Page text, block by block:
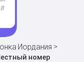
Иордания >
номер